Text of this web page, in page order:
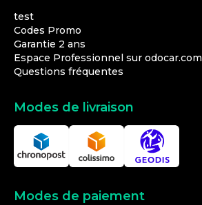
test
Codes Promo
Garantie 2 ans
Espace Professionnel sur odocar.com
Questions fréquentes
Modes de livraison
Modes de paiement